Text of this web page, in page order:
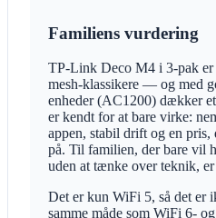
Familiens vurdering
TP-Link Deco M4 i 3-pak er
mesh-klassikere — og med
enheder (AC1200) dækker
er kendt for at bare virke:
appen, stabil drift og en
på. Til familien, der bare vil
uden at tænke over teknik,
Det er kun WiFi 5, så det er
samme måde som WiFi 6-